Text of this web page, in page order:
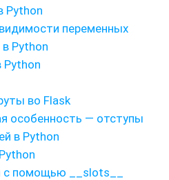
Python
переменных
в Python
Python
во Flask
особенность — отступы
в Python
с помощью __slots__